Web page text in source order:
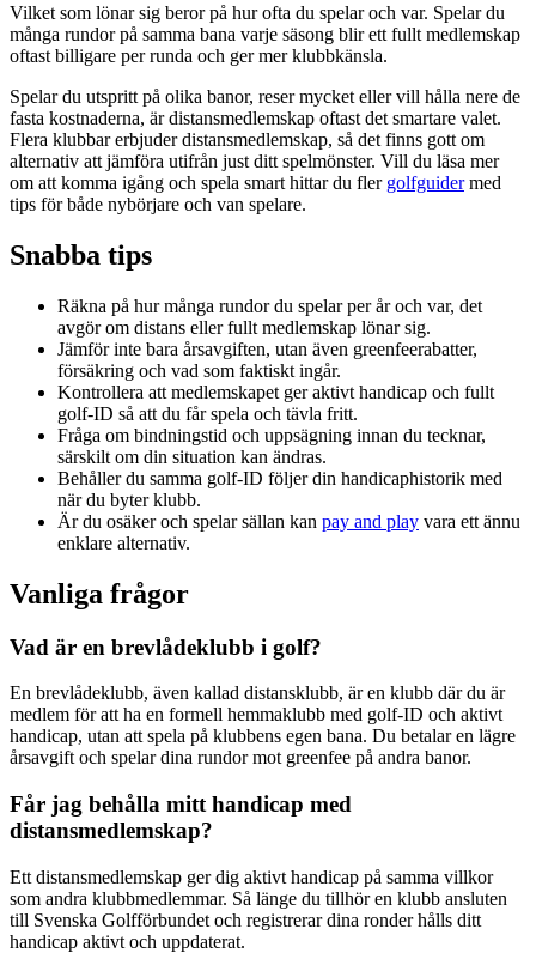
Vilket som lönar sig beror på hur ofta du spelar och var. Spelar du
många rundor på samma bana varje säsong blir ett fullt medlemskap
oftast billigare per runda och ger mer klubbkänsla.
Spelar du utspritt på olika banor, reser mycket eller vill hålla nere de
fasta kostnaderna, är distansmedlemskap oftast det smartare valet.
Flera klubbar erbjuder distansmedlemskap, så det finns gott om
alternativ att jämföra utifrån just ditt spelmönster. Vill du läsa mer
om att komma igång och spela smart hittar du fler golfguidermed
tips för både nybörjare och van spelare.
Snabba tips
Räkna på hur många rundor du spelar per år och var, det
avgör om distans eller fullt medlemskap lönar sig.
Jämför inte bara årsavgiften, utan även greenfeerabatter,
försäkring och vad som faktiskt ingår.
Kontrollera att medlemskapet ger aktivt handicap och fullt
golf-ID så att du får spela och tävla fritt.
Fråga om bindningstid och uppsägning innan du tecknar,
särskilt om din situation kan ändras.
Behåller du samma golf-ID följer din handicaphistorik med
när du byter klubb.
Är du osäker och spelar sällan kan pay and play vara ett ännu
enklare alternativ.
Vanliga frågor
Vad är en brevlådeklubb i golf?
En brevlådeklubb, även kallad distansklubb, är en klubb där du är
medlem för att ha en formell hemmaklubb med golf-ID och aktivt
handicap, utan att spela på klubbens egen bana. Du betalar en lägre
årsavgift och spelar dina rundor mot greenfee på andra banor.
Får jag behålla mitt handicap med
distansmedlemskap?
Ett distansmedlemskap ger dig aktivt handicap på samma villkor
som andra klubbmedlemmar. Så länge du tillhör en klubb ansluten
till Svenska Golfförbundet och registrerar dina ronder hålls ditt
handicap aktivt och uppdaterat.